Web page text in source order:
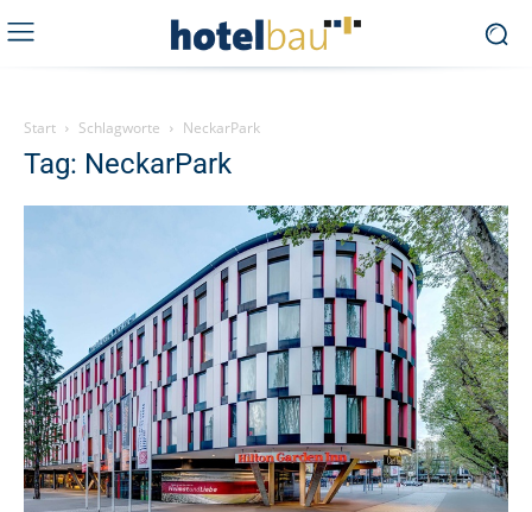
Start Schlagworte NeckarPark
Tag: NeckarPark